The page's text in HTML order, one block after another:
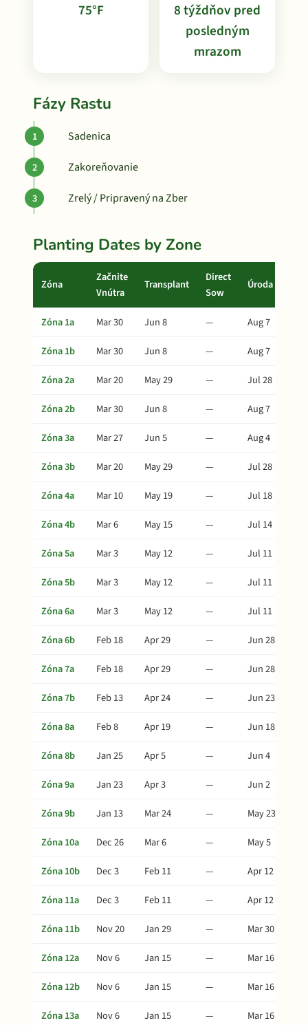
75°F
8 týždňov pred
posledným
mrazom
Fázy Rastu
Sadenica
Zakoreňovanie
Zrelý / Pripravený na Zber
Planting Dates by Zone
Zóna
Začnite
Vnútra
Transplant
Direct
Sow
Úroda
Zóna 1a Mar 30 Jun 8 —
Aug 7
Zóna 1b
Mar 30 Jun 8 —
Aug 7
Zóna 2a
Mar 20 May 29 —
Jul 28
Zóna 2b
Mar 30 Jun 8 —
Aug 7
Zóna 3a
Mar 27 Jun 5 —
Aug 4
Zóna 3b
Mar 20 May 29 —
Jul 28
Zóna 4a
Mar 10 May 19 —
Jul 18
Zóna 4b
Mar 6 May 15 —
Jul 14
Zóna 5a
Mar 3 May 12 —
Jul 11
Zóna 5b
Mar 3 May 12 —
Jul 11
Zóna 6a
Mar 3 May 12 —
Jul 11
Zóna 6b
Feb 18 Apr 29 —
Jun 28
Zóna 7a
Feb 18 Apr 29 —
Jun 28
Zóna 7b
Feb 13 Apr 24 —
Jun 23
Zóna 8a
Feb 8 Apr 19 —
Jun 18
Zóna 8b
Jan 25 Apr 5 —
Jun 4
Zóna 9a
Jan 23 Apr 3 —
Jun 2
Zóna 9b
Jan 13 Mar 24 —
May 23
Zóna 10a
Dec 26 Mar 6 —
May 5
Zóna 10b
Dec 3 Feb 11 —
Apr 12
Zóna 11a
Dec 3 Feb 11 —
Apr 12
Zóna 11b
Nov 20 Jan 29 —
Mar 30
Zóna 12a
Nov 6 Jan 15 —
Mar 16
Zóna 12b
Nov 6 Jan 15 —
Mar 16
Zóna 13a
Nov 6 Jan 15 — Mar 16